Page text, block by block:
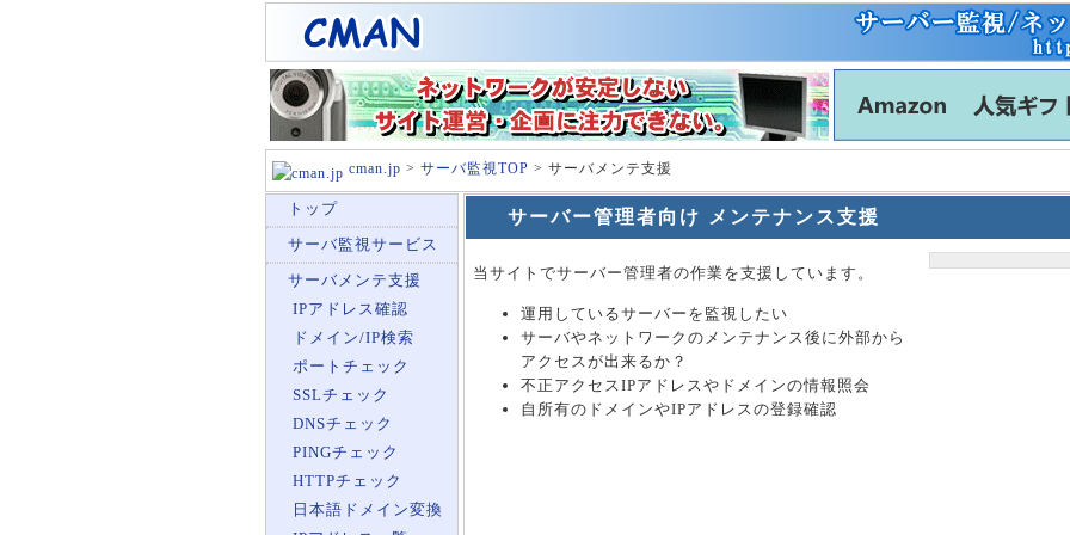
cman.jp > サーバ監視TOP > サーバメンテ支援
トップ
サーバ監視サービス
サーバメンテ支援
IPアドレス確認
ドメイン/IP検索
ポートチェック
SSLチェック
DNSチェック
PINGチェック
HTTPチェック
日本語ドメイン変換
サーバー管理者向け メンテナンス支援
当サイトでサーバー管理者の作業を支援しています。
運用しているサーバーを監視したい
サーバやネットワークのメンテナンス後に外部から
アクセスが出来るか？
不正アクセスIPアドレスやドメインの情報照会
自所有のドメインやIPアドレスの登録確認